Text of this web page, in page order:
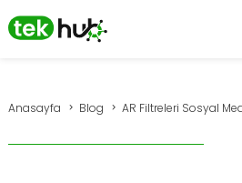
Anasayfa Blog AR Filtreleri Sosyal